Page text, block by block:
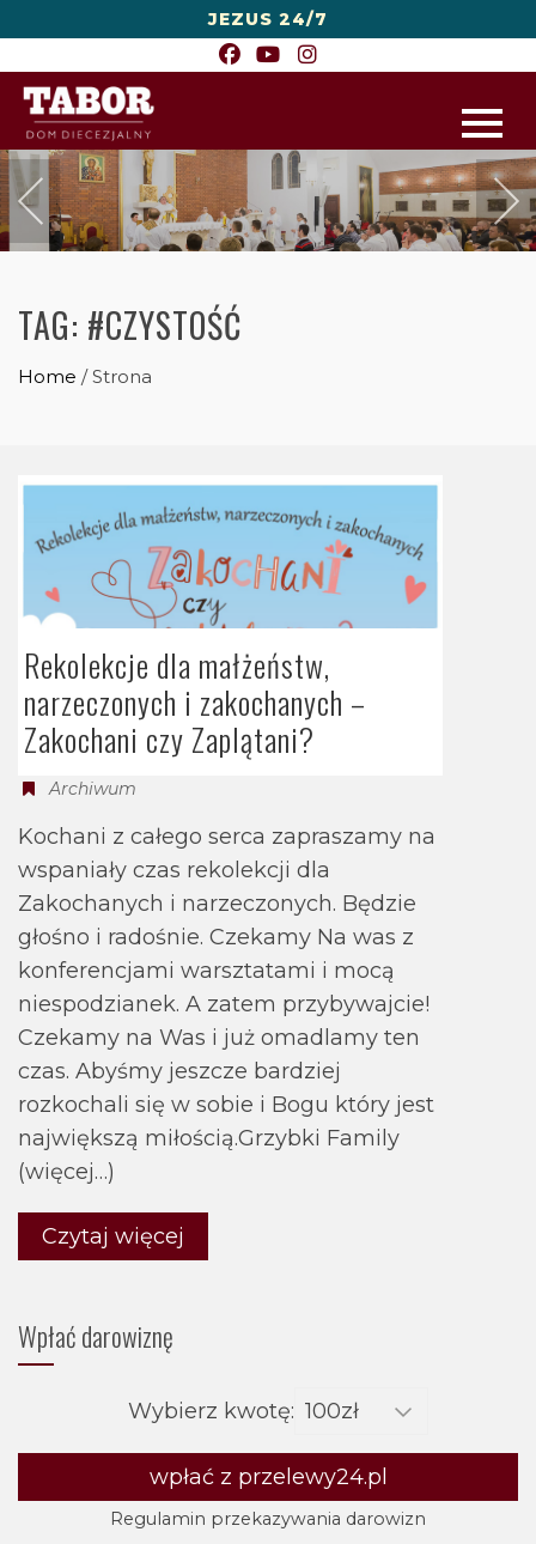
JEZUS 24/7
TAG: #CZYSTOŚĆ
Home /Strona
Rekolekcje dla małżeństw,
narzeczonych i zakochanych –
Zakochani czy Zaplątani?
Archiwum
Kochani z całego serca zapraszamy na
wspaniały czas rekolekcji dla
Zakochanych i narzeczonych. Będzie
głośno i radośnie. Czekamy Na was z
konferencjami warsztatami i mocą
niespodzianek. A zatem przybywajcie!
Czekamy na Was i już omadlamy ten
czas. Abyśmy jeszcze bardziej
rozkochali się w sobie i Bogu który jest
największą miłością.Grzybki Family
(więcej…)
Czytaj więcej
Wpłać darowiznę
Wybierz kwotę:
wpłać z przelewy24.pl
Regulamin przekazywania darowizn